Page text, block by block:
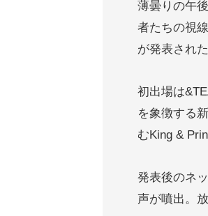
薄曇りの午
者たちの視
が発表された
初出場は
を象徴する
むKing &
発表後のネ
声が噴出。